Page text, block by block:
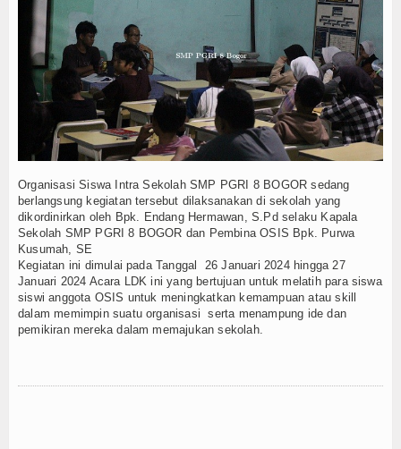
Album Foto
Download
Agenda
Konsultasi
Organisasi Siswa Intra Sekolah SMP PGRI 8 BOGOR sedang
berlangsung kegiatan tersebut dilaksanakan di sekolah yang
dikordinirkan oleh Bpk. Endang Hermawan, S.Pd selaku Kapala
Sekolah SMP PGRI 8 BOGOR dan Pembina OSIS Bpk. Purwa
Kusumah, SE
Kegiatan ini dimulai pada Tanggal 26 Januari 2024 hingga 27
Januari 2024 Acara LDK ini yang bertujuan untuk melatih para siswa
siswi anggota OSIS untuk meningkatkan kemampuan atau skill
dalam memimpin suatu organisasi serta menampung ide dan
pemikiran mereka dalam memajukan sekolah.